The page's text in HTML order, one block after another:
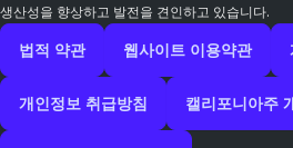
생산성을 향상하고 발전을 견인하고 있습니다.
법적 약관 웹사이트 이용약관
개인정보 취급방침 캘리포니아주